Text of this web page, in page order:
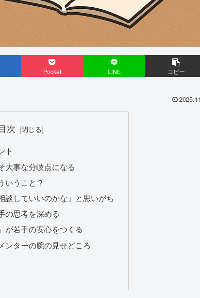
Pocket LINE コピー
次
ト
大事な分岐点になる
いうこと？
談していいのかな」と思いがち
の思考を深める
が若手の安心をつくる
ンターの腕の見せどころ